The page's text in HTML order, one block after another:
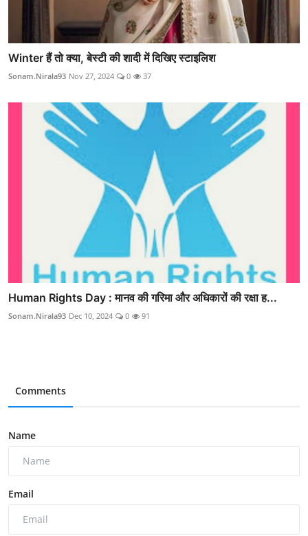
Winter हैं तो क्या, बेस्टी की शादी में दिखिए स्टाइलिश
Sonam.Nirala93 Nov 27, 2024 0 37
Human Rights Day : मानव की गरिमा और अधिकारों की रक्षा ह...
Sonam.Nirala93 Dec 10, 2024 0 91
Comments
Name
Email